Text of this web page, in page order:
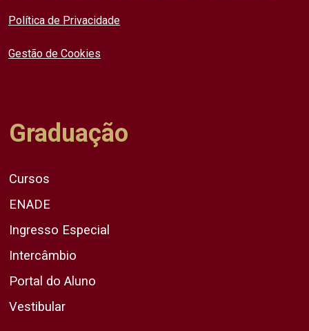
Política de Privacidade
Gestão de Cookies
Graduação
Cursos
ENADE
Ingresso Especial
Intercâmbio
Portal do Aluno
Vestibular